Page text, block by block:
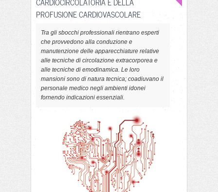
CARDIOCIRCOLATORIA E DELLA
PROFUSIONE CARDIOVASCOLARE
Tra gli sbocchi professionali rientrano esperti
che provvedono alla conduzione e
manutenzione delle apparecchiature relative
alle tecniche di circolazione extracorporea e
alle tecniche di emodinamica. Le loro
mansioni sono di natura tecnica; coadiuvano il
personale medico negli ambienti idonei
fornendo indicazioni essenziali.